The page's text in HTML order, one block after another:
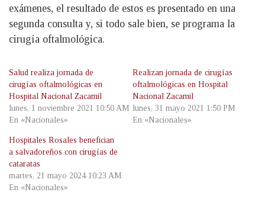
exámenes, el resultado de estos es presentado en una
segunda consulta y, si todo sale bien, se programa la
cirugía oftalmológica.
Salud realiza jornada de
cirugías oftalmológicas en
Hospital Nacional Zacamil
lunes, 1 noviembre 2021 10:50 AM
En «Nacionales»
Realizan jornada de cirugías
oftalmológicas en Hospital
Nacional Zacamil
lunes, 31 mayo 2021 1:50 PM
En «Nacionales»
Hospitales Rosales benefician
a salvadoreños con cirugías de
cataratas
martes, 21 mayo 2024 10:23 AM
En «Nacionales»